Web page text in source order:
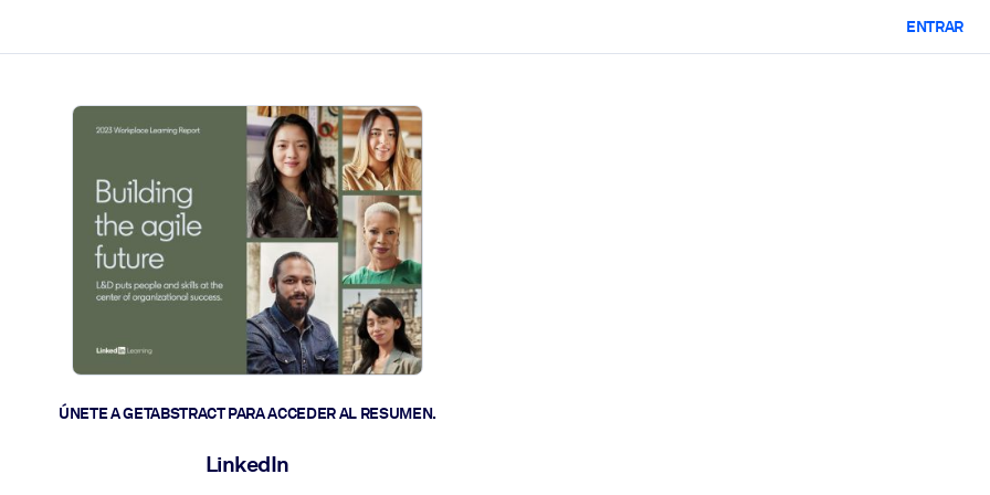
y actúen más rápido.
ENTRAR
ÚNETE A GETABSTRACT PARA ACCEDER AL RESUMEN.
LinkedIn